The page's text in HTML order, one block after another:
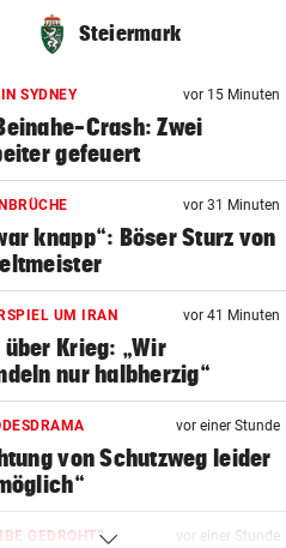
Steiermark
SYDNEY vor 15 Minuten
Crash: Zwei
gefeuert
vor 31 Minuten
knapp“: Böser Sturz von
UM IRAN vor 41 Minuten
über Krieg: „Wir
nur halbherzig“
vor einer Stunde
von Schutzweg leider
GEDROHT? vor einer Stunde